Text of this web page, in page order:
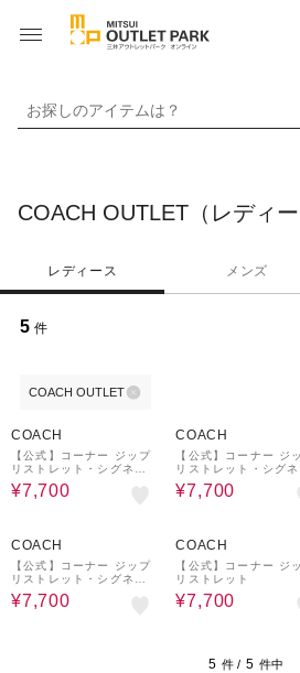
お探しのアイテムは？
COACH OUTLET（レディ
レディース メンズ
5 件
COACH OUTLET
COACH
【公式】コーナー ジップ
リストレット・シグネチ
ャー キャンバス・ストラ
イプ
¥7,700
COACH
【公式】コーナー ジ
リストレット・シグネ
ャー キャンバス・スト
イプ
¥7,700
COACH
【公式】コーナー ジップ
リストレット・シグネチ
ャー キャンバス・ストラ
イプ
¥7,700
COACH
【公式】コーナー ジ
リストレット
¥7,700
5 件 / 5 件中